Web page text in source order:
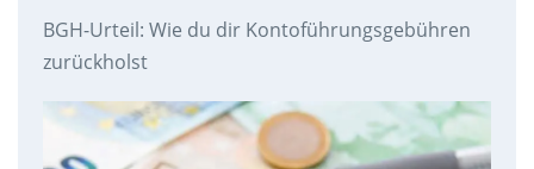
BGH-Urteil: Wie du dir Kontoführungsgebühren
zurückholst